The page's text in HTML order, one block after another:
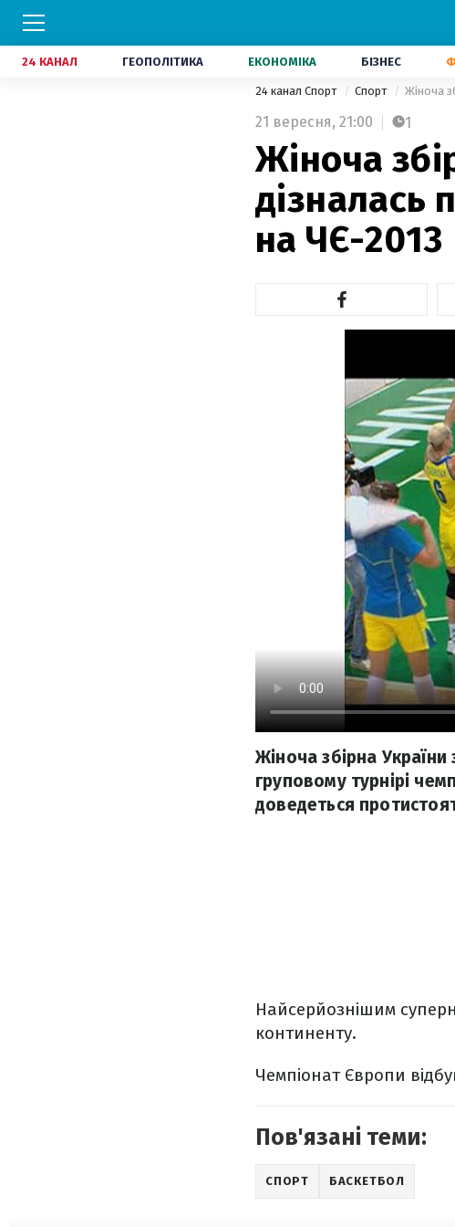
24 КАНАЛ ГЕОПОЛІТИКА ЕКОНОМІКА БІЗНЕС
24 канал Спорт Спорт Жіноча
21 вересня, 21:00 1
Жіноча
дізналась
на ЧЄ-2013
Жіноча збірна
груповому турнірі
доведеться
Найсерйознішим
континенту.
Чемпіонат Європи
Пов'язані теми:
СПОРТ БАСКЕТБОЛ